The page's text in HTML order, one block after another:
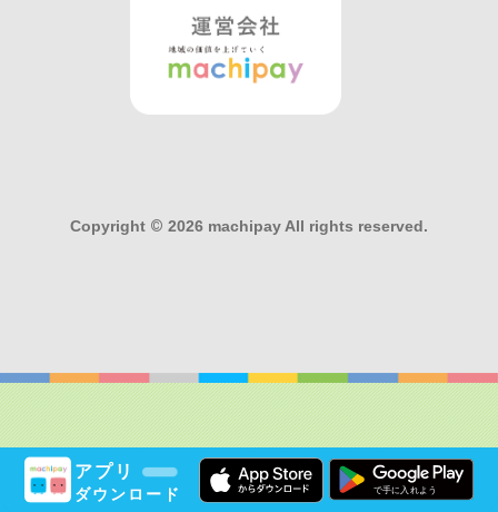
アプリ
ダウンロード
Copyright © 2026 machipay All rights reserved.